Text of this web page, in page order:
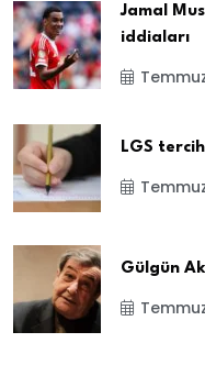
Jamal
iddiaları
LGS
Gülgün